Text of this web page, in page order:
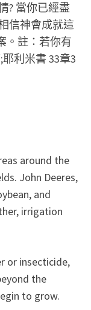
? 當你已經盡
信神會成就這
。 註：若你有
利米書 33章3
around the
John Deeres,
and
irrigation
or insecticide,
the
to grow.